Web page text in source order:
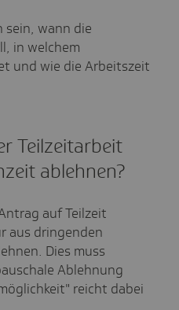
wann die
in welchem
und wie die Arbeitszeit
Teilzeitarbeit
ablehnen?
auf Teilzeit
aus dringenden
Dies muss
Ablehnung
reicht dabei